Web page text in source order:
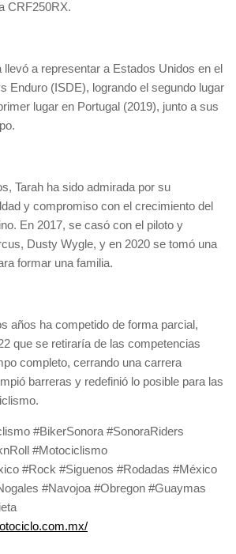
CRF250RX.
llevó a representar a Estados Unidos en el
Enduro (ISDE), logrando el segundo lugar
lugar en Portugal (2019), junto a sus
Tarah ha sido admirada por su
y compromiso con el crecimiento del
En 2017, se casó con el piloto y
Dusty Wygle, y en 2020 se tomó una
formar una familia.
años ha competido de forma parcial,
que se retiraría de las competencias
completo, cerrando una carrera
barreras y redefinió lo posible para las
#BikerSonora #SonoraRiders
#Motociclismo
#Rock #Siguenos #Rodadas #México
#Navojoa #Obregon #Guaymas